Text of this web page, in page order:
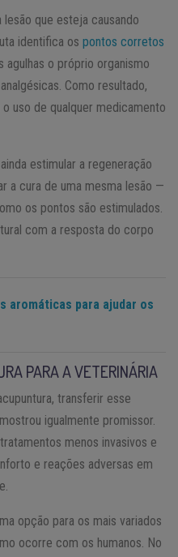
que esteja causando
identifica os pontos corretos
o próprio organismo
Como resultado,
uso de qualquer medicamento
estimular a regeneração
a cura de uma mesma lesão —
os pontos são estimulados.
com a resposta do corpo
aromáticas para ajudar os
PARA A VETERINÁRIA
transferir esse
igualmente promissor.
menos invasivos e
e reações adversas em
opção para os mais variados
ocorre com os humanos. No